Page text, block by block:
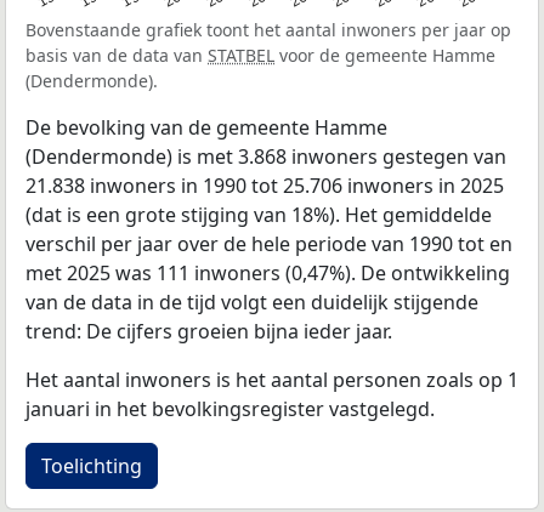
Bovenstaande grafiek toont het aantal inwoners per jaar op
basis van de data van STATBEL voor de gemeente Hamme
(Dendermonde).
De bevolking van de gemeente Hamme
(Dendermonde) is met 3.868 inwoners gestegen van
21.838 inwoners in 1990 tot 25.706 inwoners in 2025
(dat is een grote stijging van 18%). Het gemiddelde
verschil per jaar over de hele periode van 1990 tot en
met 2025 was 111 inwoners (0,47%). De ontwikkeling
van de data in de tijd volgt een duidelijk stijgende
trend: De cijfers groeien bijna ieder jaar.
Het aantal inwoners is het aantal personen zoals op 1
januari in het bevolkingsregister vastgelegd.
Toelichting